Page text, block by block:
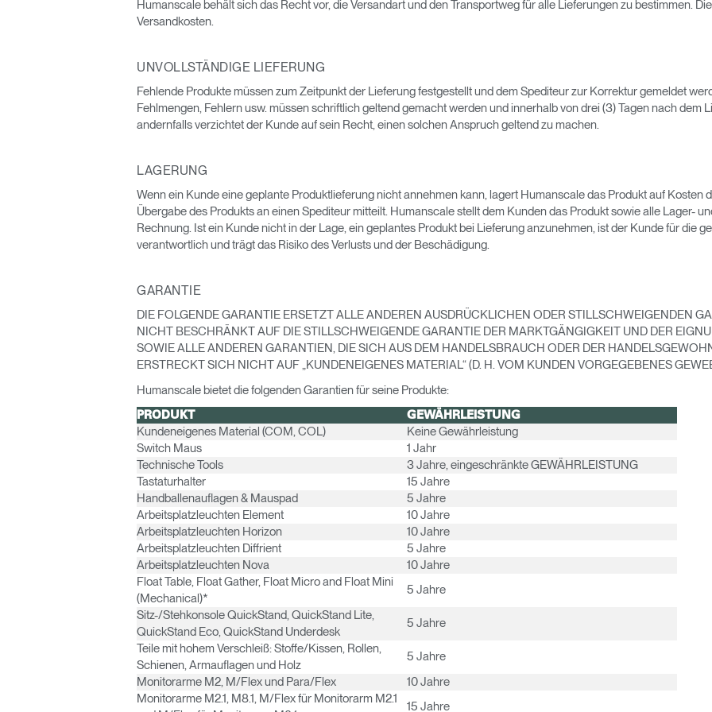
anmelden
ANMELDEN
SIGN IN WITH SSO
Passwort vergessen
Select
Region
Artikelcode vorhanden?
Humanscale behält sich das Recht vor, die Versandart und den Transportweg für alle Lieferungen zu bestimmen.
Versandkosten.
UNVOLLSTÄNDIGE LIEFERUNG
Fehlende Produkte müssen zum Zeitpunkt der Lieferung festgestellt und dem Spediteur zur Korrektur gemeldet
Fehlmengen, Fehlern usw. müssen schriftlich geltend gemacht werden und innerhalb von drei (3) Tagen nach dem
andernfalls verzichtet der Kunde auf sein Recht, einen solchen Anspruch geltend zu machen.
LAGERUNG
Wenn ein Kunde eine geplante Produktlieferung nicht annehmen kann, lagert Humanscale das Produkt auf Kosten
Übergabe des Produkts an einen Spediteur mitteilt. Humanscale stellt dem Kunden das Produkt sowie alle Lager-
Rechnung. Ist ein Kunde nicht in der Lage, ein geplantes Produkt bei Lieferung anzunehmen, ist der Kunde für die
verantwortlich und trägt das Risiko des Verlusts und der Beschädigung.
GARANTIE
DIE FOLGENDE GARANTIE ERSETZT ALLE ANDEREN AUSDRÜCKLICHEN ODER STILLSCHWEIGENDEN
NICHT BESCHRÄNKT AUF DIE STILLSCHWEIGENDE GARANTIE DER MARKTGÄNGIGKEIT UND DER
SOWIE ALLE ANDEREN GARANTIEN, DIE SICH AUS DEM HANDELSBRAUCH ODER DER
ERSTRECKT SICH NICHT AUF „KUNDENEIGENES MATERIAL“ (D. H. VOM KUNDEN VORGEGEBENES
Humanscale bietet die folgenden Garantien für seine Produkte:
PRODUKT GEWÄHRLEISTUNG
Kundeneigenes Material (COM, COL)
Keine Gewährleistung
Switch Maus
1 Jahr
Technische Tools
3 Jahre, eingeschränkte GEWÄHRLEISTUNG
Tastaturhalter
15 Jahre
Handballenauflagen & Mauspad
5 Jahre
Arbeitsplatzleuchten Element
10 Jahre
Arbeitsplatzleuchten Horizon
10 Jahre
Arbeitsplatzleuchten Diffrient
5 Jahre
Arbeitsplatzleuchten Nova
10 Jahre
Float Table, Float Gather, Float Micro and Float Mini
(Mechanical)*
5 Jahre
Sitz-/Stehkonsole QuickStand, QuickStand Lite,
QuickStand Eco, QuickStand Underdesk
5 Jahre
Teile mit hohem Verschleiß: Stoffe/Kissen, Rollen,
Schienen, Armauflagen und Holz
5 Jahre
Monitorarme M2, M/Flex und Para/Flex
10 Jahre
Monitorarme M2.1, M8.1, M/Flex für Monitorarm M2.1
15 Jahre